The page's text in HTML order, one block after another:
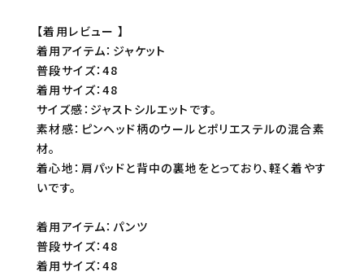
【着用レビュー 】
着用アイテム：ジャケット
普段サイズ：48
着用サイズ：48
サイズ感：ジャストシルエットです。
素材感：ピンヘッド柄のウールとポリエステルの混合素
材。
着心地：肩パッドと背中の裏地をとっており、軽く着やす
いです。
着用アイテム：パンツ
普段サイズ：48
着用サイズ：48